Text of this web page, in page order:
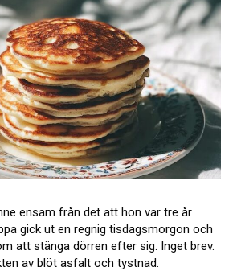
ensam från det att hon var tre år
gick ut en regnig tisdagsmorgon och
att stänga dörren efter sig. Inget brev.
av blöt asfalt och tystnad.